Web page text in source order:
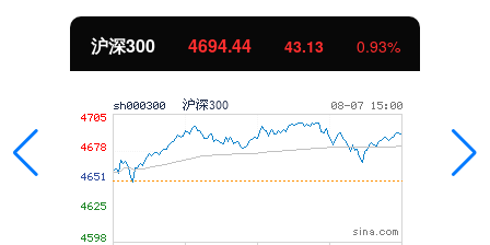
北证50 1134.24 11.37